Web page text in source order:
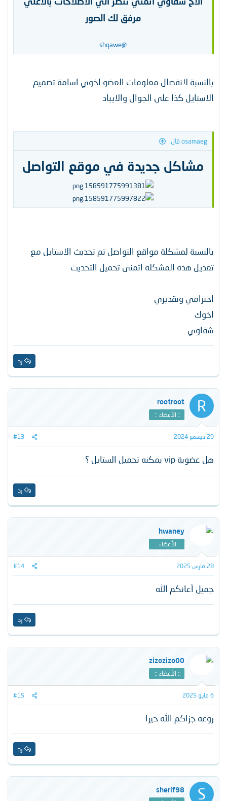
مرفق لك الصور
@shqawe
بالنسبة لانفصال معلومات العضو اخوي اسامة تصميم
الاستايل كذا على الجوال والايباد
osamaeg قال:
مشاكل جديدة في موقع التواصل
بالنسبة لمشكلة مواقع التواصل تم تحديث الاستايل مع
تعديل هذه المشكلة اتمنى تحميل التحديث
احترامي وتقديري
اخوك
شقاوي
رد
R
rootroot
:: الأعضاء ::
29 ديسمبر 2024 #13
هل عضوية vip يمكنه تحميل الستايل ؟
رد
hwaney
:: الأعضاء ::
28 مارس 2025 #14
جميل أعانكم الله
رد
zizozizo00
:: الأعضاء ::
6 مايو 2025 #15
روعة جزاكم الله خيرا
رد
S
sherif98